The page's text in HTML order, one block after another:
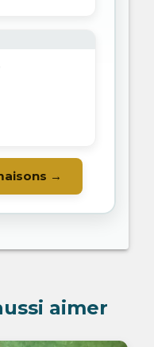
→
aimer